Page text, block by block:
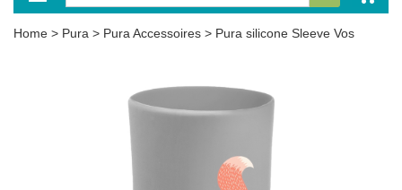
Home > Pura > Pura Accessoires > Pura silicone Sleeve Vos